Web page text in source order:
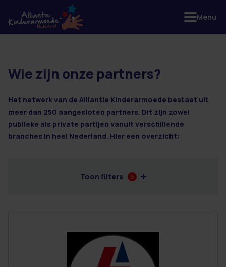
10 resultaten
Wie zijn onze partners?
Het netwerk van de Alliantie Kinderarmoede bestaat uit
meer dan 250 aangesloten partners. Dit zijn zowel
publieke als private partijen vanuit verschillende
branches in heel Nederland. Hier een overzicht:
Toon filters 6
Menu